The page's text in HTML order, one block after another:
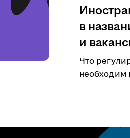
в
и
Что
необходим